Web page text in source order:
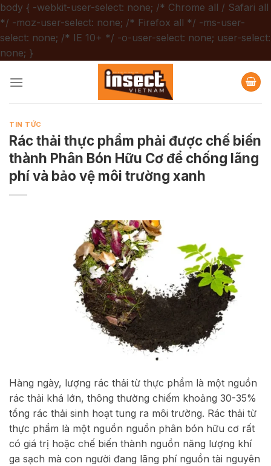
body { -webkit-user-select: none; /* Chrome all / Safari all
*/ -moz-user-select: none; /* Firefox all */ -ms-user-
select: none; /* IE 10+ */ -o-user-select: none; user-select:
none; }
TIN TỨC
Rác thải thực phẩm phải được chế biến
thành Phân Bón Hữu Cơ để chống lãng
phí và bảo vệ môi trường xanh
Hàng ngày, lượng rác thải từ thực phẩm là một nguồn
rác thải khá lớn, thông thường chiếm khoảng 30-35%
tổng rác thải sinh hoạt tung ra môi trường. Rác thải từ
thực phẩm là một nguồn nguồn phân bón hữu cơ rất
có giá trị hoặc chế biến thành nguồn năng lượng khí
ga sạch mà con người đang lãng phí nguồn tài nguyên